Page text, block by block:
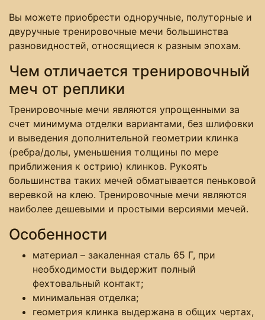
Вы можете приобрести одноручные, полуторные и
двуручные тренировочные мечи большинства
разновидностей, относящиеся к разным эпохам.
Чем отличается тренировочный
меч от реплики
Тренировочные мечи являются упрощенными за
счет минимума отделки вариантами, без шлифовки
и выведения дополнительной геометрии клинка
(ребра/долы, уменьшения толщины по мере
приближения к острию) клинков. Рукоять
большинства таких мечей обматывается пеньковой
веревкой на клею. Тренировочные мечи являются
наиболее дешевыми и простыми версиями мечей.
Особенности
материал – закаленная сталь 65 Г, при
необходимости выдержит полный
фехтовальный контакт;
минимальная отделка;
геометрия клинка выдержана в общих чертах,